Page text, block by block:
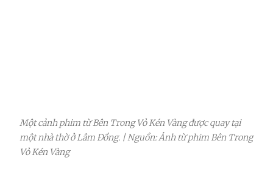
Một cảnh phim từ Bên Trong Vỏ Kén Vàng được quay tại
một nhà thờ ở Lâm Đồng. | Nguồn: Ảnh từ phim Bên Trong
Vỏ Kén Vàng